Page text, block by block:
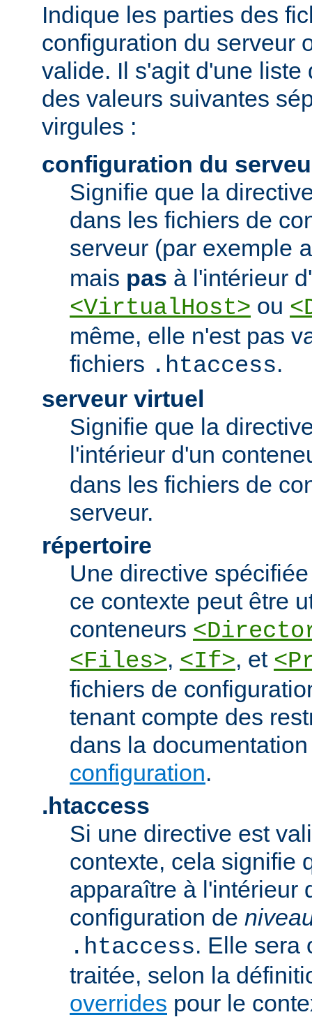
Indique les parties des
configuration du serveur
valide. Il s'agit d'une liste
des valeurs suivantes
virgules :
configuration du
Signifie que la
dans les fichiers de
serveur (par exemple
mais pas à l'intérieur
<VirtualHost> ou
même, elle n'est pas
fichiers .htaccess.
serveur virtuel
Signifie que la
l'intérieur d'un
dans les fichiers de
serveur.
répertoire
Une directive
ce contexte peut être
conteneurs
<Files>, <If>, et
fichiers de
tenant compte des
dans la
configuration.
.htaccess
Si une directive est
contexte, cela signifie
apparaître à l'intérieur
configuration de
.htaccess. Elle sera
traitée, selon la
overrides pour le